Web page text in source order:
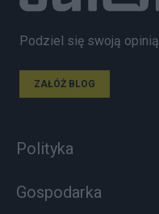
Podziel się swoją opinią
ZAŁÓŻ BLOG
Polityka
Gospodarka